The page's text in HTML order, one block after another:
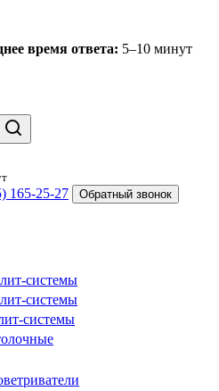
время ответа: 5–10 минут
165-25-27 Обратный звонок
системы
системы
системы